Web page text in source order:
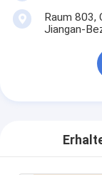
Raum 803,
Jiangan-